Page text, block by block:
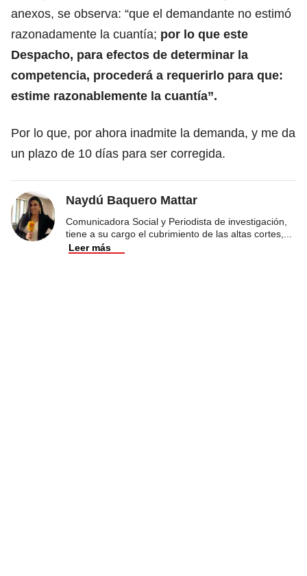
anexos, se observa: “que el demandante no estimó
razonadamente la cuantía; por lo que este
Despacho, para efectos de determinar la
competencia, procederá a requerirlo para que:
estime razonablemente la cuantía”.
Por lo que, por ahora inadmite la demanda, y me da
un plazo de 10 días para ser corregida.
Naydú Baquero Mattar
Comunicadora Social y Periodista de investigación,
tiene a su cargo el cubrimiento de las altas cortes,
Leer más